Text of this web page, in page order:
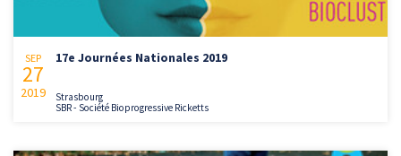
SEP
27
2019
17e Journées Nationales 2019
Strasbourg
SBR - Société Bioprogressive Ricketts